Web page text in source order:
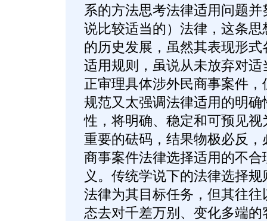
系的方法思考法律适用问题
说比较适当的）法律，这条
的历史发展，虽然其表现形
适用规则，虽说从未放弃对
正审理具体涉外民商事案件
规范又太强调法律适用的明
性，将明确、稳定和可预见
重要的砝码，结果物极必反
商事案件法律选择适用的不
义。传统学说下的法律选择
法律为其目标任务，但其往
态去对千差万别、变化多端